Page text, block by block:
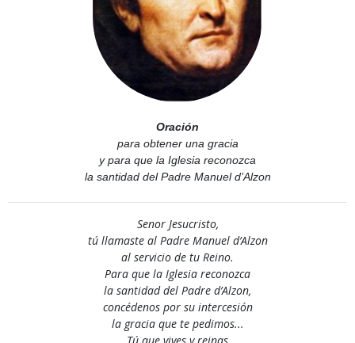
Oración
para obtener una gracia
y para que la Iglesia reconozca
la santidad del Padre Manuel d’Alzon
Senor Jesucristo,
tú llamaste al Padre Manuel d’Alzon
al servicio de tu Reino.
Para que la Iglesia reconozca
la santidad del Padre d’Alzon,
concédenos por su intercesión
la gracia que te pedimos...